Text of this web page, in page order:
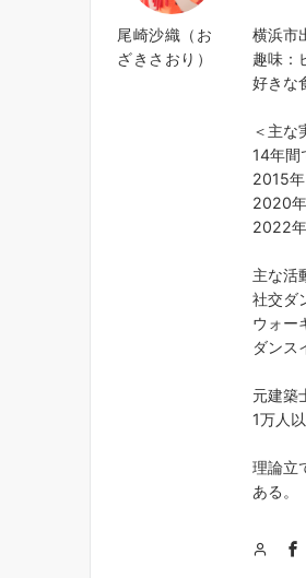
尾崎沙織（お
ざきさおり）
横浜市
趣味：
好きな
＜主な
14年間
2015
2020
2022
主な活
社交ダ
ウォー
ダンス
元建築
1万人
理論立
ある。